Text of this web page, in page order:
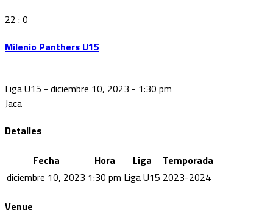
22 : 0
Milenio Panthers U15
Liga U15 - diciembre 10, 2023 - 1:30 pm
Jaca
Detalles
Fecha Hora Liga
Temporada
diciembre 10, 2023 1:30 pm Liga U15 2023-2024
Venue